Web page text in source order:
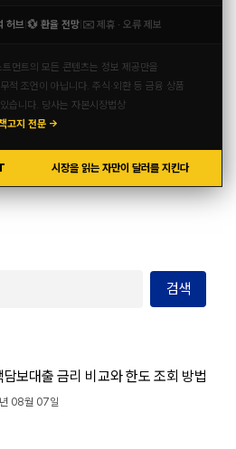
허브 💱 환율 전망 ✉️ 제휴 · 오류 제보
트먼트의 모든 콘텐츠는 정보 제공만을
적 조언이 아닙니다. 주식·외환 등 금융 상품
습니다. 당사는 자본시장법상
고지 전문 →
시장을 읽는 자만이 달러를 지킨다
검색
보대출 금리 비교와 한도 조회 방법
08월 07일